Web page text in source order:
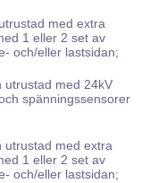
med extra
1 eller 2 set av
och/eller lastsidan;
utrustad med 24kV
spänningssensorer
utrustad med extra
1 eller 2 set av
och/eller lastsidan;